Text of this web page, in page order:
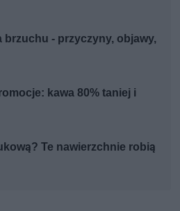
brzuchu - przyczyny, objawy,
kawa 80% taniej i
Te nawierzchnie robią